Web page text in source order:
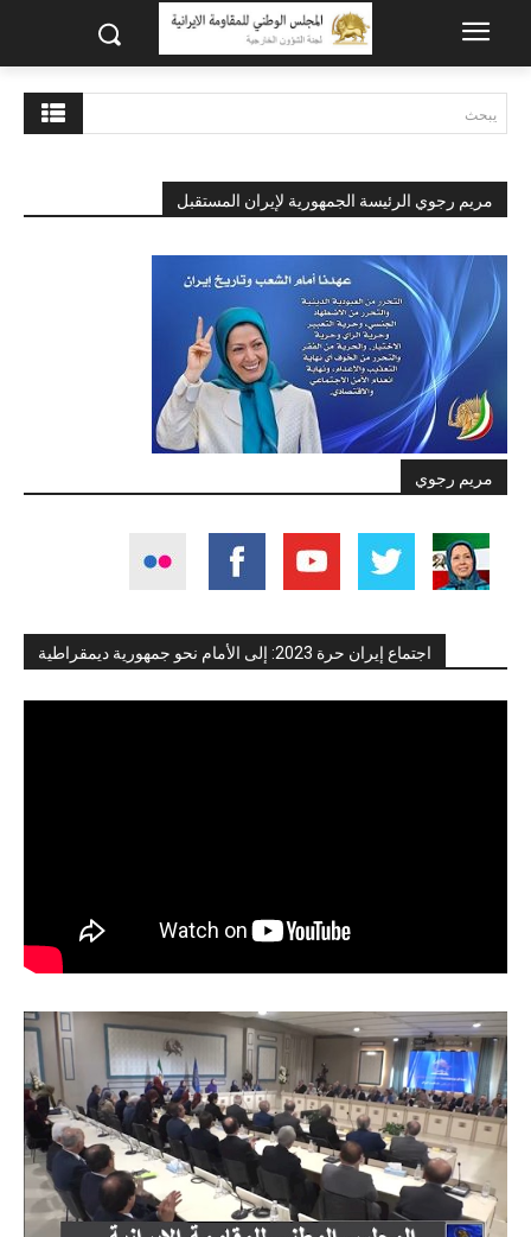
يبحث
مريم رجوي الرئيسة الجمهورية لإيران المستقبل
مريم رجوي
اجتماع إيران حرة 2023: إلى الأمام نحو جمهورية ديمقراطية